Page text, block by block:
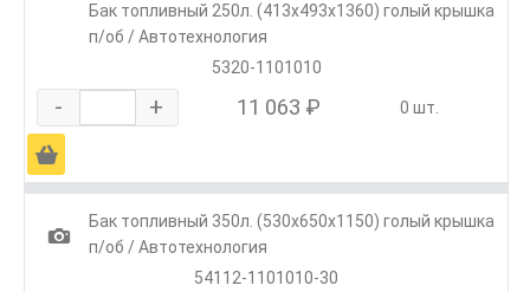
Бак топливный 250л. (413х493х1360) голый крышка
п/об / Автотехнология
5320-1101010
- + 11 063 ₽ 0 шт.
Ä
1
Бак топливный 350л. (530х650х1150) голый крышка
п/об / Автотехнология
54112-1101010-30